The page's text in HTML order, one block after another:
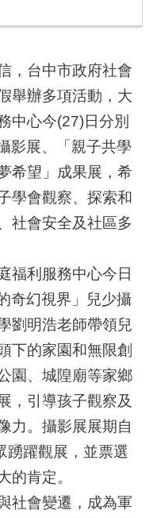
，台中市政府社會
舉辦多項活動，大
中心今(27)日分別
影展、「親子共學
希望」成果展，希
學會觀察、探索和
社會安全及社區多
福利服務中心今日
奇幻視界」兒少攝
劉明浩老師帶領兒
下的家園和無限創
園、城隍廟等家鄉
，引導孩子觀察及
力。攝影展展期自
踴躍觀展，並票選
的肯定。
社會變遷，成為軍